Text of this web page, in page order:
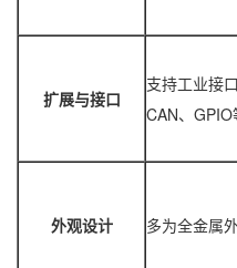
扩展与接口
支持工业接
CAN、GPIO
外观设计 多为全金属